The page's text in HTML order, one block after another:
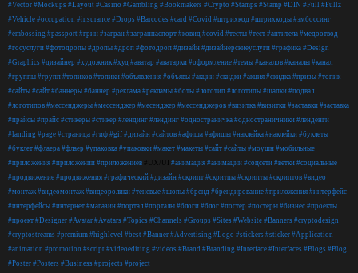
#Vector #Mockups #Layout #Casino #Gambling #Bookmakers #Crypto #Stamps #Stamp #DIN #Full #Fullz
#Vehicle #occupation #insurance #Drops #Barcodes #card #Covid #штрихкод #штрихкоды #эмбоссинг
#embossing #passport #грин #загран #загранпаспорт #ковид #covid #тесты #тест #антитела #медоотвод
#госуслуги #фотодропы #дропы #дроп #фотодроп #дизайн #дизайнерскиеуслуги #графика #Design
#Graphics #дизайнер #художник #худ #аватар #аватарки #оформление #темы #каналов #каналы #канал
#группы #групп #топиков #топики #объявления #объявы #акции #скидки #акция #скидка #призы #топик
#сайты #сайт #баннеры #баннер #реклама #рекламы #боты #логотип #логотипы #шапки #подвал
#логотипов #мессенджеры #мессенджер #месенджер #мессенджеров #визитка #визитки #заставки #заставка
#прайсы #прайс #стикеры #стикер #лендинг #лэндинг #одностраничка #одностраничники #ленденги
#landing #page #страница #гиф #gif #дизайн #сайтов #афиша #афишы #наклейка #наклейки #буклеты
#буклет #флаера #флаер #упаковка #упаковки #макет #макеты #сайт #сайты #моушн #мобильные
#приложения #приложении #приложениев #UX/UI #анимация #анимации #соцсети #ветки #социальные
#продвижение #продвижения #графический #дизайн #скрипт #скритпы #скрипты #скриптов #видео
#монтаж #видеомонтаж #видеоролики #теневые #шопы #бренд #брендирование #приложения #интерфейс
#интерфейсы #интернет #магазин #портал #порталы #блоги #блог #постер #постеры #бизнес #проекты
#проект #Designer #Avatar #Avatars #Topics #Channels #Groups #Sites #Website #Banners #cryptodesign
#cryptostreams #premium #highlevel #best #Banner #Advertising #Logo #stickers #sticker #Application
#animation #promotion #script #videoediting #videos #Brand #Branding #Interface #Interfaces #Blogs #Blog
#Poster #Posters #Business #projects #project